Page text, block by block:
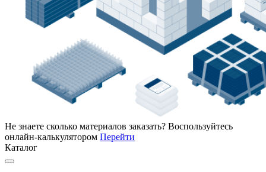
Не знаете сколько материалов заказать? Воспользуйтесь
онлайн-калькулятором Перейти
Каталог